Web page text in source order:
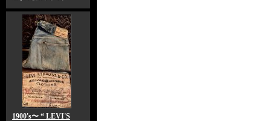
1900's〜 “ LEVI'S